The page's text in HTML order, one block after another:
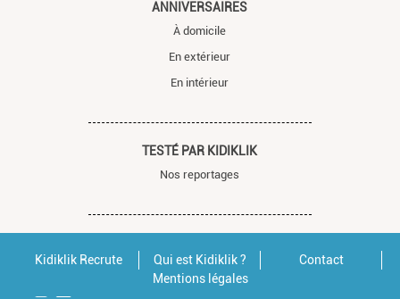
ANNIVERSAIRES
À domicile
En extérieur
En intérieur
TESTÉ PAR KIDIKLIK
Nos reportages
Kidiklik Recrute Qui est Kidiklik ?
Contact
Mentions légales